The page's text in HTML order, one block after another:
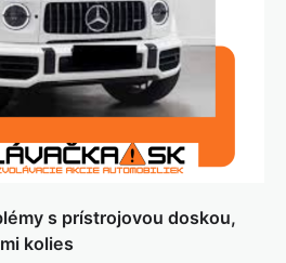
s prístrojovou doskou,
kolies